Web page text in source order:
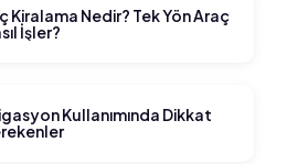
Kiralama Nedir? Tek Yön Araç
İşler?
Kullanımında Dikkat